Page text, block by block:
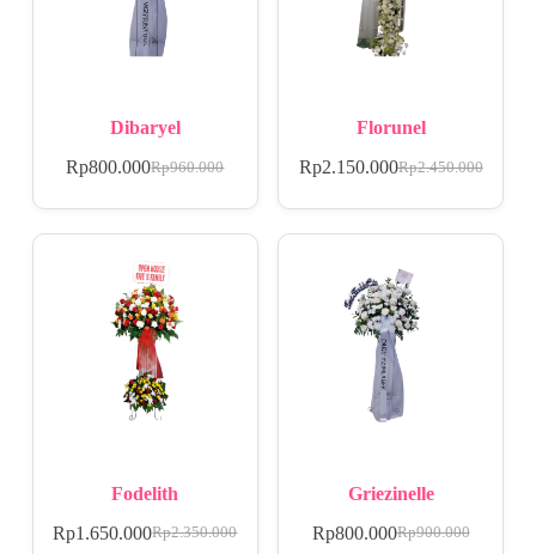
Dibaryel
Rp960.000
Rp800.000
Florunel
Rp2.450.000
Rp2.150.000
Fodelith
Rp2.350.000
Rp1.650.000
Griezinelle
Rp900.000
Rp800.000